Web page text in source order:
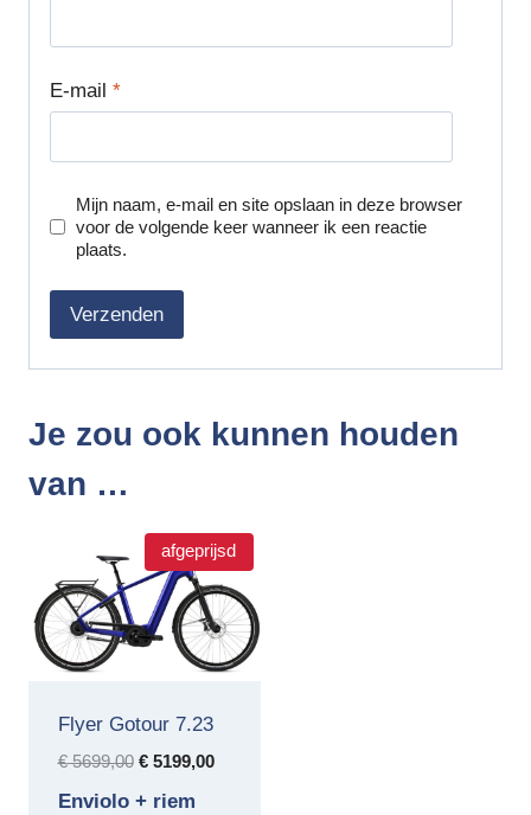
E-mail *
Mijn naam, e-mail en site opslaan in deze browser
voor de volgende keer wanneer ik een reactie
plaats.
Je zou ook kunnen houden
van …
afgeprijsd
Flyer Gotour 7.23
€5699,00 Oorspronkelijke
€5199,00Huidige
Enviolo + riem